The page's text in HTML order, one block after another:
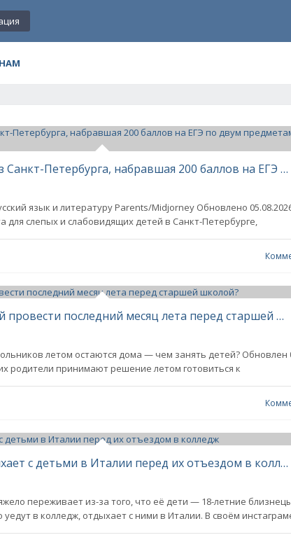
Незрячая выпускница из Санкт-Петербурга, набравшая 200 баллов на ЕГЭ по двум предметам, поступила на филфак СПбГУ
язык и литературу Parents/Midjorney Обновлено
слепых и слабовидящих детей в Санкт-Петербурге,
Как подростку с пользой провести последний месяц лета перед старшей школой?
летом остаются дома — чем занять детей? Обновлен
родители принимают решение летом готовиться к
Дженнифер Лопес отдыхает с детьми в Италии перед их отъездом в колледж
переживает из-за того, что её дети — 18-летние
в колледж, отдыхает с ними в Италии. В своём